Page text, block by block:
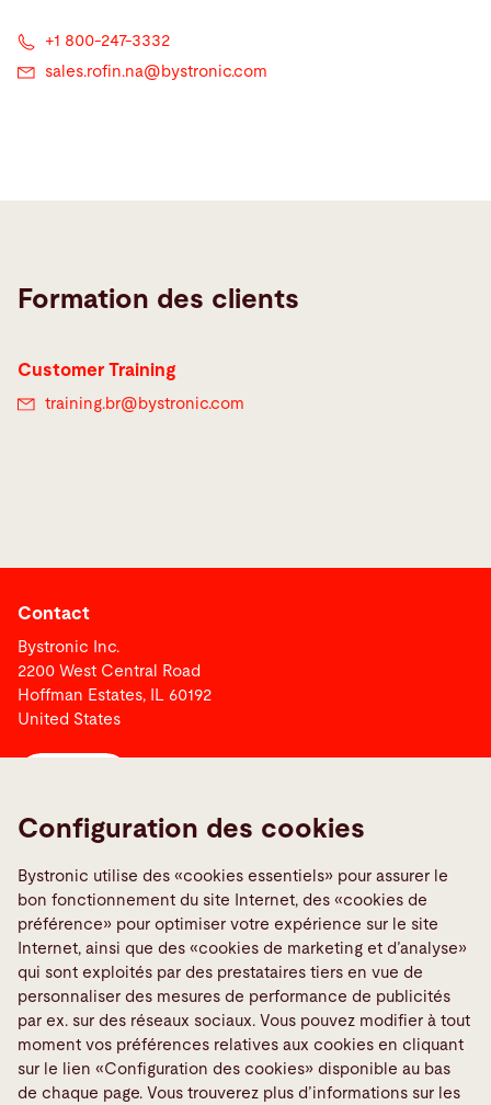
+1 800-247-3332
sales.rofin.na@ bystronic.com
Formation des clients
Customer Training
training.br@ bystronic.com
Contact
Bystronic Inc.
2200 West Central Road
Hoffman Estates, IL 60192
United States
Signaler une erreur
Media Center
TeamViewer
Quality policies
Médias sociaux
Configuration des cookies
Bystronic utilise des «cookies essentiels» pour assurer le
bon fonctionnement du site Internet, des «cookies de
préférence» pour optimiser votre expérience sur le site
Internet, ainsi que des «cookies de marketing et d’analyse»
qui sont exploités par des prestataires tiers en vue de
personnaliser des mesures de performance de publicités
par ex. sur des réseaux sociaux. Vous pouvez modifier à tout
moment vos préférences relatives aux cookies en cliquant
sur le lien «Configuration des cookies» disponible au bas
de chaque page. Vous trouverez plus d’informations sur les